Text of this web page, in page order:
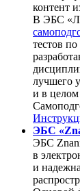
контент
В ЭБС
тестов
лучшего
и в
ЭБС
ЭБС
в
и